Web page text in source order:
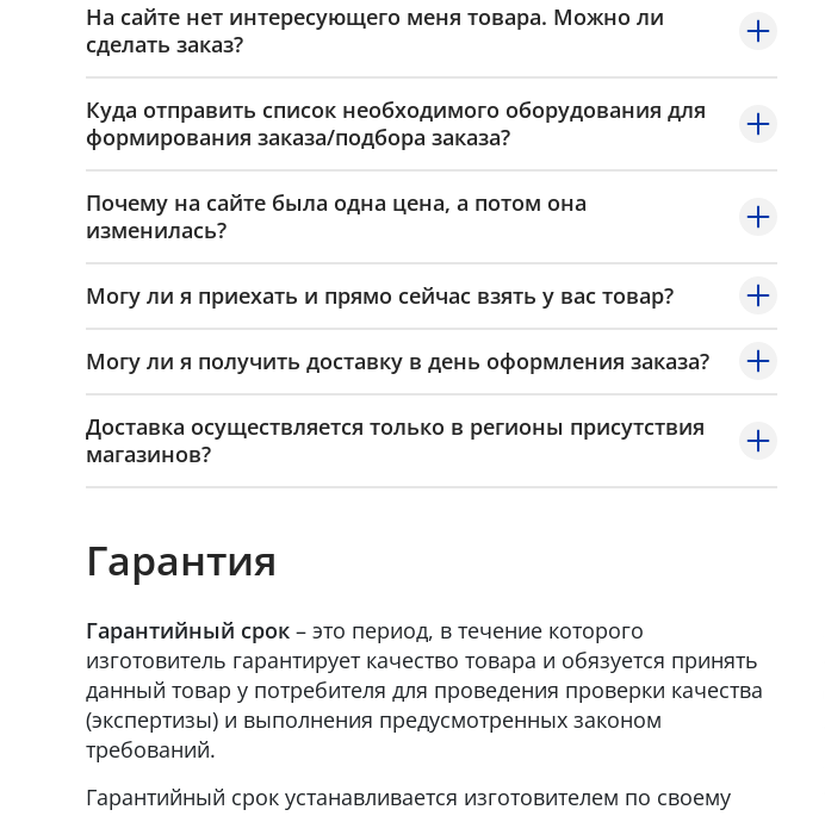
На сайте нет интересующего меня товара. Можно ли
сделать заказ?
Куда отправить список необходимого оборудования для
формирования заказа/подбора заказа?
Почему на сайте была одна цена, а потом она
изменилась?
Могу ли я приехать и прямо сейчас взять у вас товар?
Могу ли я получить доставку в день оформления заказа?
Доставка осуществляется только в регионы присутствия
магазинов?
Гарантия
Гарантийный срок – это период, в течение которого
изготовитель гарантирует качество товара и обязуется принять
данный товар у потребителя для проведения проверки качества
(экспертизы) и выполнения предусмотренных законом
требований.
Гарантийный срок устанавливается изготовителем по своему